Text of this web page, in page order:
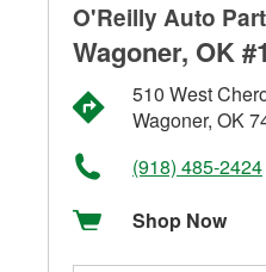
O'Reilly Auto
Wagoner, OK
510 West
Wagoner, OK
(918) 485-2424
Shop Now